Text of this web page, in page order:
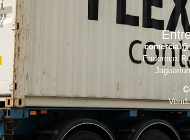
Endereço: